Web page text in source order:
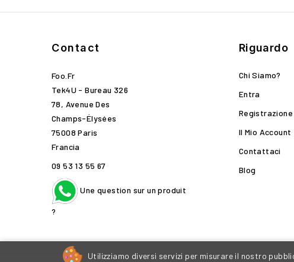
Contact
Foo.fr
Tek4U - Bureau 326
78, Avenue Des
Champs-Élysées
75008 Paris
Francia
09 53 13 55 67
Une question sur un produit
?
Riguardo
Chi Siamo?
Entra
Registrazione
Il Mio Account
Contattaci
Blog
Utilizziamo diversi servizi per misurare il nostro